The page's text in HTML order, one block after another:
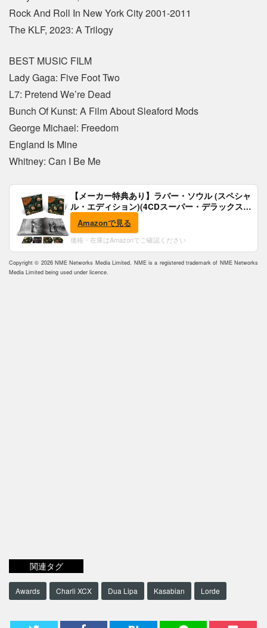
Rock And Roll In New York City 2001-2011
The KLF, 2023: A Trilogy
BEST MUSIC FILM
Lady Gaga: Five Foot Two
L7: Pretend We’re Dead
Bunch Of Kunst: A Film About Sleaford Mods
George Michael: Freedom
England Is Mine
Whitney: Can I Be Me
【メーカー特典あり】ラバー・ソウル (スペシャ
ル・エディション)(4CDスーパー・デラックス)
(完全生産限定盤)(SHM-CD)(特典:B2ポスター付)
Amazonで見る
価格・在庫はAmazonでご確認ください
Copyright © 2026 NME Networks Media Limited. NME is a registered trademark of NME Networks
Media Limited being used under licence.
関連タグ
Awards Charli XCX Dua Lipa Kasabian Lorde